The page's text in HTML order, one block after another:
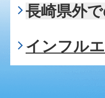
長崎県外
インフル